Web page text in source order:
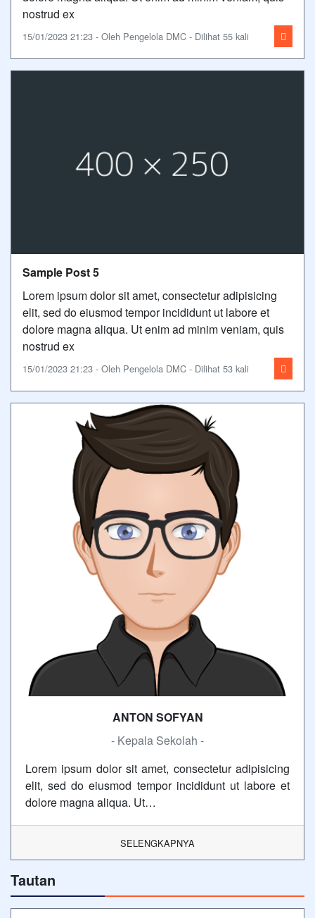
nostrud ex
15/01/2023 21:23 - Oleh Pengelola DMC - Dilihat 55 kali
Sample Post 5
Lorem ipsum dolor sit amet, consectetur adipisicing
elit, sed do eiusmod tempor incididunt ut labore et
dolore magna aliqua. Ut enim ad minim veniam, quis
nostrud ex
15/01/2023 21:23 - Oleh Pengelola DMC - Dilihat 53 kali
ANTON SOFYAN
- Kepala Sekolah -
Lorem ipsum dolor sit amet, consectetur adipisicing
elit, sed do eiusmod tempor incididunt ut labore et
dolore magna aliqua. Ut…
SELENGKAPNYA
Tautan